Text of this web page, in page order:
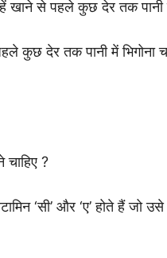
खाने से पहले कुछ देर तक पानी में
कुछ देर तक पानी में भिगोना
?
‘सी’ और ‘ए’ होते हैं जो